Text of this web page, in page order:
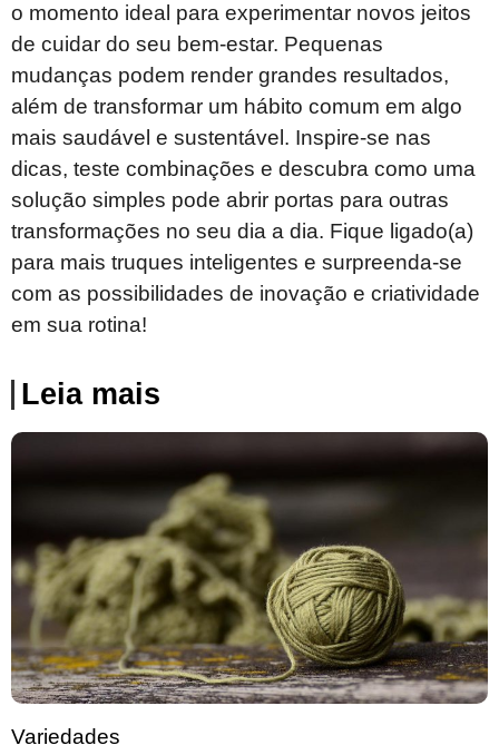
o momento ideal para experimentar novos jeitos
de cuidar do seu bem-estar. Pequenas
mudanças podem render grandes resultados,
além de transformar um hábito comum em algo
mais saudável e sustentável. Inspire-se nas
dicas, teste combinações e descubra como uma
solução simples pode abrir portas para outras
transformações no seu dia a dia. Fique ligado(a)
para mais truques inteligentes e surpreenda-se
com as possibilidades de inovação e criatividade
em sua rotina!
Leia mais
Variedades